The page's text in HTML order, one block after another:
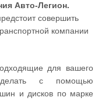
Авто-Легион.
совершить
компании
для вашего
с помощью
и дисков по марке